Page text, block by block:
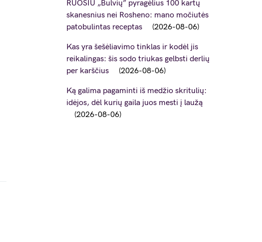
RUOŠIU „Bulvių” pyragėlius 100 kartų
skanesnius nei Rosheno: mano močiutės
patobulintas receptas
2026-08-06
Kas yra šešėliavimo tinklas ir kodėl jis
reikalingas: šis sodo triukas gelbsti derlių
per karščius
2026-08-06
Ką galima pagaminti iš medžio skritulių:
idėjos, dėl kurių gaila juos mesti į laužą
2026-08-06